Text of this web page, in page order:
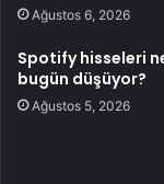
Ağustos 6, 2026
Spotify hisseleri
bugün düşüyor?
Ağustos 5, 2026